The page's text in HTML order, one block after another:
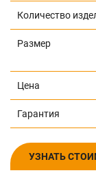
Количество
Размер
Цена
Гарантия
УЗНАТЬ